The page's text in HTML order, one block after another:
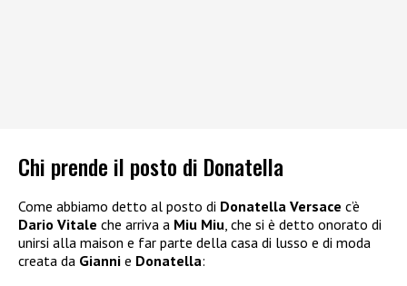
Chi prende il posto di Donatella
Come abbiamo detto al posto di Donatella Versace c’è
Dario Vitale che arriva a Miu Miu , che si è detto onorato di
unirsi alla maison e far parte della casa di lusso e di moda
creata da Gianni e Donatella: